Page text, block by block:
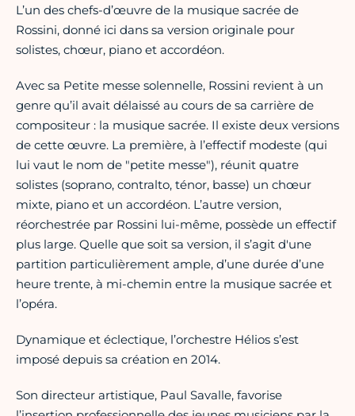
L’un des chefs-d’œuvre de la musique sacrée de
Rossini, donné ici dans sa version originale pour
solistes, chœur, piano et accordéon.
Avec sa Petite messe solennelle, Rossini revient à un
genre qu’il avait délaissé au cours de sa carrière de
compositeur : la musique sacrée. Il existe deux versions
de cette œuvre. La première, à l’effectif modeste (qui
lui vaut le nom de "petite messe"), réunit quatre
solistes (soprano, contralto, ténor, basse) un chœur
mixte, piano et un accordéon. L’autre version,
réorchestrée par Rossini lui-même, possède un effectif
plus large. Quelle que soit sa version, il s’agit d'une
partition particulièrement ample, d’une durée d’une
heure trente, à mi-chemin entre la musique sacrée et
l’opéra.
Dynamique et éclectique, l’orchestre Hélios s’est
imposé depuis sa création en 2014.
Son directeur artistique, Paul Savalle, favorise